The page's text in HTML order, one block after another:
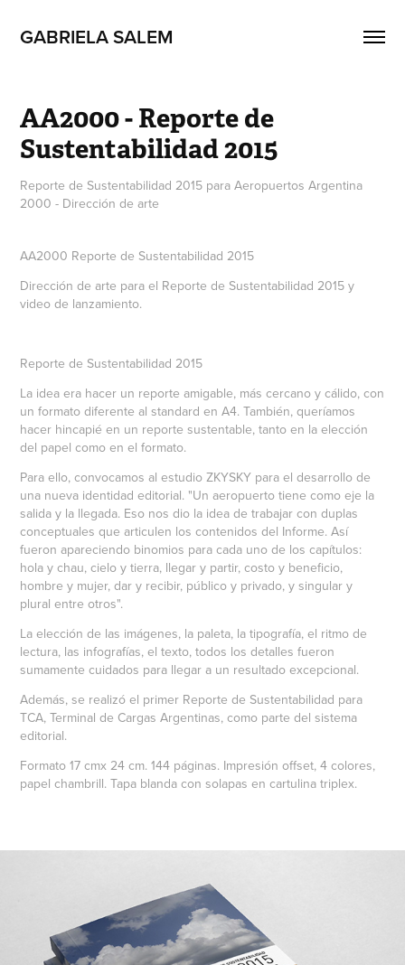
GABRIELA SALEM
AA2000 - Reporte de
Sustentabilidad 2015
Reporte de Sustentabilidad 2015 para Aeropuertos Argentina
2000 - Dirección de arte
AA2000 Reporte de Sustentabilidad 2015
Dirección de arte para el Reporte de Sustentabilidad 2015 y
video de lanzamiento.
Reporte de Sustentabilidad 2015
La idea era hacer un reporte amigable, más cercano y cálido, con
un formato diferente al standard en A4. También, queríamos
hacer hincapié en un reporte sustentable, tanto en la elección
del papel como en el formato.
Para ello, convocamos al estudio ZKYSKY para el desarrollo de
una nueva identidad editorial. "Un aeropuerto tiene como eje la
salida y la llegada. Eso nos dio la idea de trabajar con duplas
conceptuales que articulen los contenidos del Informe. Así
fueron apareciendo binomios para cada uno de los capítulos:
hola y chau, cielo y tierra, llegar y partir, costo y beneficio,
hombre y mujer, dar y recibir, público y privado, y singular y
plural entre otros".
La elección de las imágenes, la paleta, la tipografía, el ritmo de
lectura, las infografías, el texto, todos los detalles fueron
sumamente cuidados para llegar a un resultado excepcional.
Además, se realizó el primer Reporte de Sustentabilidad para
TCA, Terminal de Cargas Argentinas, como parte del sistema
editorial.
Formato 17 cmx 24 cm. 144 páginas. Impresión offset, 4 colores,
papel chambrill. Tapa blanda con solapas en cartulina triplex.